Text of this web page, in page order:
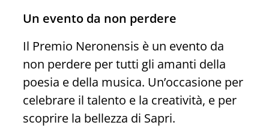
Un evento da non perdere
Il Premio Neronensis è un evento da
non perdere per tutti gli amanti della
poesia e della musica. Un’occasione per
celebrare il talento e la creatività, e per
scoprire la bellezza di Sapri.